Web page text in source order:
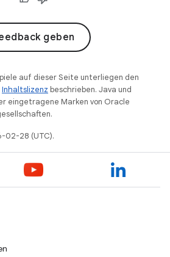
geben
auf dieser Seite unterliegen den
Inhaltslizenz beschrieben. Java und
eingetragene Marken von Oracle
02-28 (UTC).